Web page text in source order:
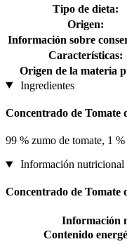
Tipo de dieta:
Origen:
Información sobre
Características:
Origen de la materia
Ingredientes
Concentrado de Tomate
99 % zumo de tomate, 1 %
Información nutricional
Concentrado de Tomate
Información
Contenido